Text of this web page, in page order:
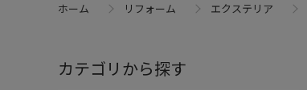
ホーム リフォーム エクステリア
カテゴリから探す